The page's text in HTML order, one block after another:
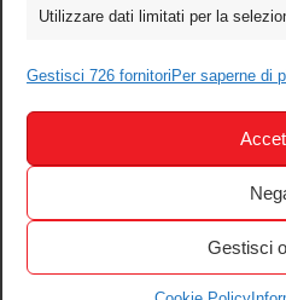
Utilizzare dati limitati per la
Gestisci 726 fornitori Per saperne di
Gestisci
Games
Test
Audio
Festival & Concorsi